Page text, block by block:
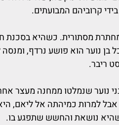
קרוביהם המבועתים.
מסתורית. כשהיא בסכנת
נוער הוא פושע נרדף, ומנסה
ריבר.
נוער שנמלטו ממחנה מעצר
למרות כמיהתה אל ליאם,
נושאת והחשש שתפגע בו.